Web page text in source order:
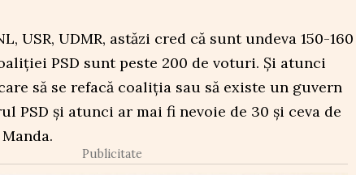
USR, UDMR, astăzi cred că sunt undeva 150-160
PSD sunt peste 200 de voturi. Şi atunci
să se refacă coaliţia sau să existe un guvern
PSD şi atunci ar mai fi nevoie de 30 şi ceva de
Publicitate